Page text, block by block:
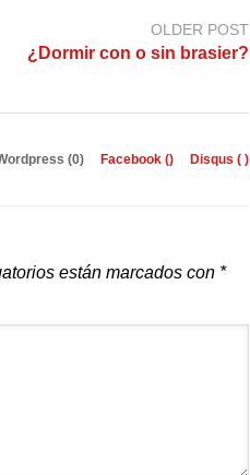
OLDER POST
¿Dormir con o sin brasier?
(0) Facebook () Disqus ( )
están marcados con *